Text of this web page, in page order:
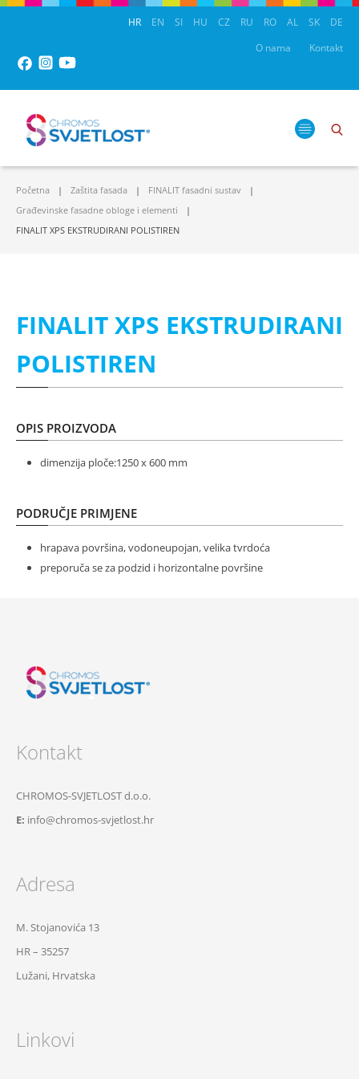
HR EN SI HU CZ RU RO AL SK
DE
O nama
Kontakt
Početna Zaštita fasada
FINALIT fasadni sustav
Građevinske fasadne obloge i elementi
FINALIT XPS EKSTRUDIRANI POLISTIREN
FINALIT XPS EKSTRUDIRANI
POLISTIREN
OPIS PROIZVODA
dimenzija ploče:1250 x 600 mm
PODRUČJE PRIMJENE
hrapava površina, vodoneupojan, velika tvrdoća
preporuča se za podzid i horizontalne površine
Kontakt
CHROMOS-SVJETLOST d.o.o.
E: info@chromos-svjetlost.hr
Adresa
M. Stojanovića 13
HR – 35257
Lužani, Hrvatska
Linkovi